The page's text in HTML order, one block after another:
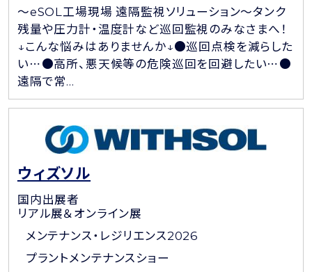
～eSOL工場現場 遠隔監視ソリューション～タンク
残量や圧力計・温度計など巡回監視のみなさまへ！
↓こんな悩みはありませんか↓●巡回点検を減らした
い⋯●高所、悪天候等の危険巡回を回避したい⋯●
遠隔で常...
ウィズソル
国内出展者
リアル展＆オンライン展
メンテナンス・レジリエンス2026
プラントメンテナンスショー